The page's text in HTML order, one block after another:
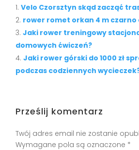
Velo Czorsztyn skąd zacząć
rower romet orkan 4 m czarno
Jaki rower treningowy
domowych ćwiczeń?
Jaki rower górski do 1000 zł
podczas codziennych
Prześlij komentarz
Twój adres email nie zostanie
Wymagane pola są oznaczone *